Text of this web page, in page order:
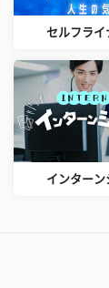
セルフライ
インターン